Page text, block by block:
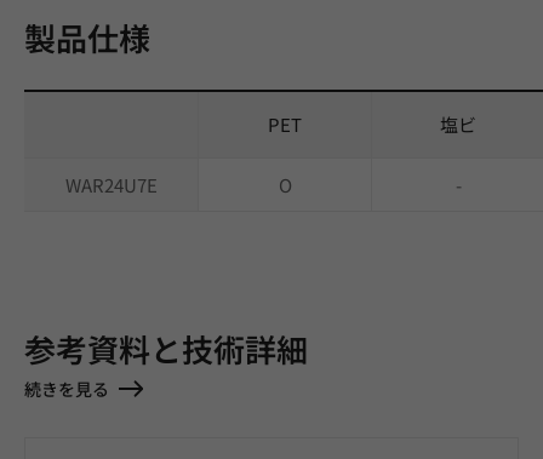
製品仕様
PET 塩ビ
WAR24U7E O -
参考資料と技術詳細
続きを見る